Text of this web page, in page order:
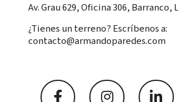
Av. Grau 629, Oficina 306, Barranco,
¿Tienes un terreno? Escríbenos a:
contacto@armandoparedes.com